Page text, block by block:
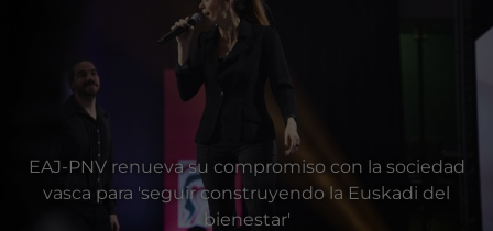
EAJ-PNV renueva su compromiso con la sociedad
vasca para 'seguir construyendo la Euskadi del
bienestar'